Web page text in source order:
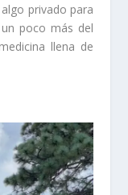
privado para
poco más del
llena de